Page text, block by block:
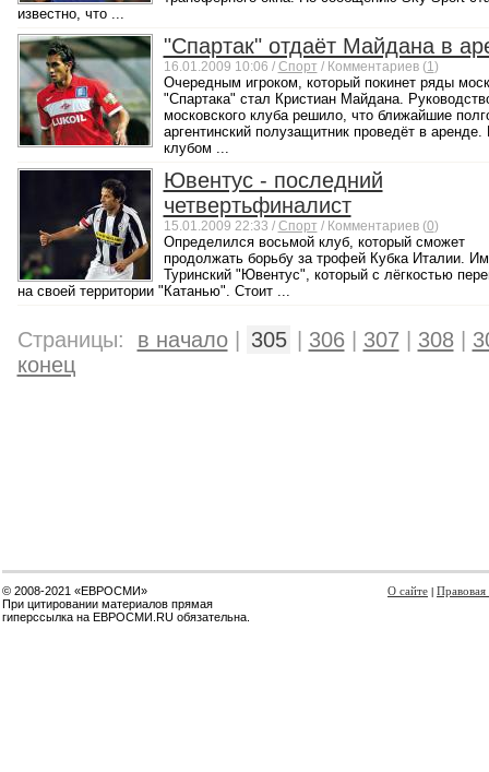
известно, что ...
"Спартак" отдаёт Майдана в
16.01.2009 10:06 / Спорт / Комментариев (1)
Очередным игроком, который покинет ряды
"Спартака" стал Кристиан Майдана.
московского клуба решило, что ближайшие
аргентинский полузащитник проведёт в
клубом ...
Ювентус - последний
четвертьфиналист
15.01.2009 22:33 / Спорт / Комментариев (0)
Определился восьмой клуб, который сможет
продолжать борьбу за трофей Кубка Италии.
Туринский "Ювентус", который с лёгкостью
на своей территории "Катанью". Стоит ...
Страницы: в начало| 305 306| 307 308|
конец
© 2008-2021 «ЕВРОСМИ»
При цитировании материалов прямая
гиперссылка на ЕВРОСМИ.RU обязательна.
О сайте